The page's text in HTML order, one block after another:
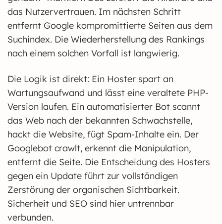
das Nutzervertrauen. Im nächsten Schritt
entfernt Google kompromittierte Seiten aus dem
Suchindex. Die Wiederherstellung des Rankings
nach einem solchen Vorfall ist langwierig.
Die Logik ist direkt: Ein Hoster spart an
Wartungsaufwand und lässt eine veraltete PHP-
Version laufen. Ein automatisierter Bot scannt
das Web nach der bekannten Schwachstelle,
hackt die Website, fügt Spam-Inhalte ein. Der
Googlebot crawlt, erkennt die Manipulation,
entfernt die Seite. Die Entscheidung des Hosters
gegen ein Update führt zur vollständigen
Zerstörung der organischen Sichtbarkeit.
Sicherheit und SEO sind hier untrennbar
verbunden.